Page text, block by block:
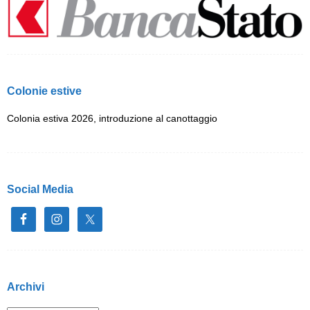
Colonie estive
Colonia estiva 2026, introduzione al canottaggio
Social Media
Archivi